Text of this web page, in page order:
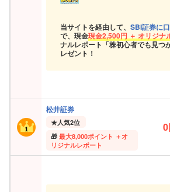
当サイトを経由して、 SBI証券に
で、現金現金2,500円 ＋ オリジナ
ナルレポート「株初心者でも見つ
レゼント！
松井証券
★人気2位
最大8,000ポイント ＋オ
リジナルレポート